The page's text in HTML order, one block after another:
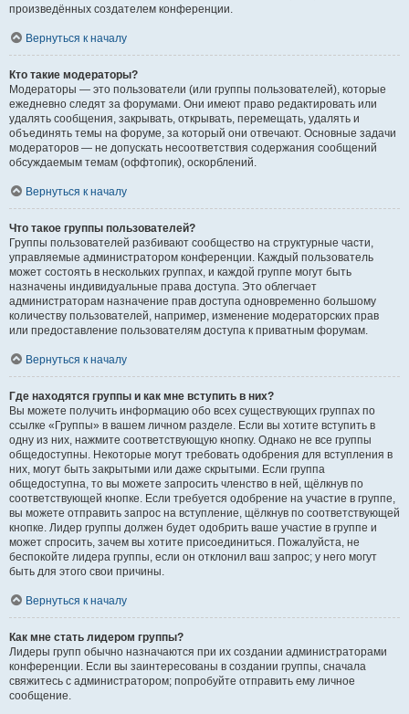
произведённых создателем конференции.
Вернуться к началу
Кто такие модераторы?
Модераторы — это пользователи (или группы пользователей), которые
ежедневно следят за форумами. Они имеют право редактировать или
удалять сообщения, закрывать, открывать, перемещать, удалять и
объединять темы на форуме, за который они отвечают. Основные задачи
модераторов — не допускать несоответствия содержания сообщений
обсуждаемым темам (оффтопик), оскорблений.
Вернуться к началу
Что такое группы пользователей?
Группы пользователей разбивают сообщество на структурные части,
управляемые администратором конференции. Каждый пользователь
может состоять в нескольких группах, и каждой группе могут быть
назначены индивидуальные права доступа. Это облегчает
администраторам назначение прав доступа одновременно большому
количеству пользователей, например, изменение модераторских прав
или предоставление пользователям доступа к приватным форумам.
Вернуться к началу
Где находятся группы и как мне вступить в них?
Вы можете получить информацию обо всех существующих группах по
ссылке «Группы» в вашем личном разделе. Если вы хотите вступить в
одну из них, нажмите соответствующую кнопку. Однако не все группы
общедоступны. Некоторые могут требовать одобрения для вступления в
них, могут быть закрытыми или даже скрытыми. Если группа
общедоступна, то вы можете запросить членство в ней, щёлкнув по
соответствующей кнопке. Если требуется одобрение на участие в группе,
вы можете отправить запрос на вступление, щёлкнув по соответствующей
кнопке. Лидер группы должен будет одобрить ваше участие в группе и
может спросить, зачем вы хотите присоединиться. Пожалуйста, не
беспокойте лидера группы, если он отклонил ваш запрос; у него могут
быть для этого свои причины.
Вернуться к началу
Как мне стать лидером группы?
Лидеры групп обычно назначаются при их создании администраторами
конференции. Если вы заинтересованы в создании группы, сначала
свяжитесь с администратором; попробуйте отправить ему личное
сообщение.